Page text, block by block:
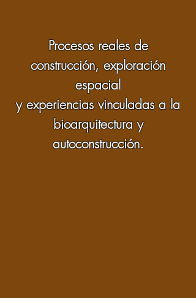
Procesos reales de
construcción, exploración
espacial
y experiencias vinculadas a la
bioarquitectura y
autoconstrucción.